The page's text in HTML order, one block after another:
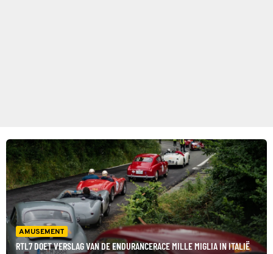
AMUSEMENT
RTL7 DOET VERSLAG VAN DE ENDURANCERACE MILLE MIGLIA IN ITALIË